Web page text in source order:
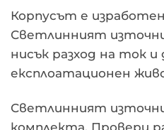
Корпусът е
Светлинният
нисък разход на ток и
експлоатационен
Светлинният